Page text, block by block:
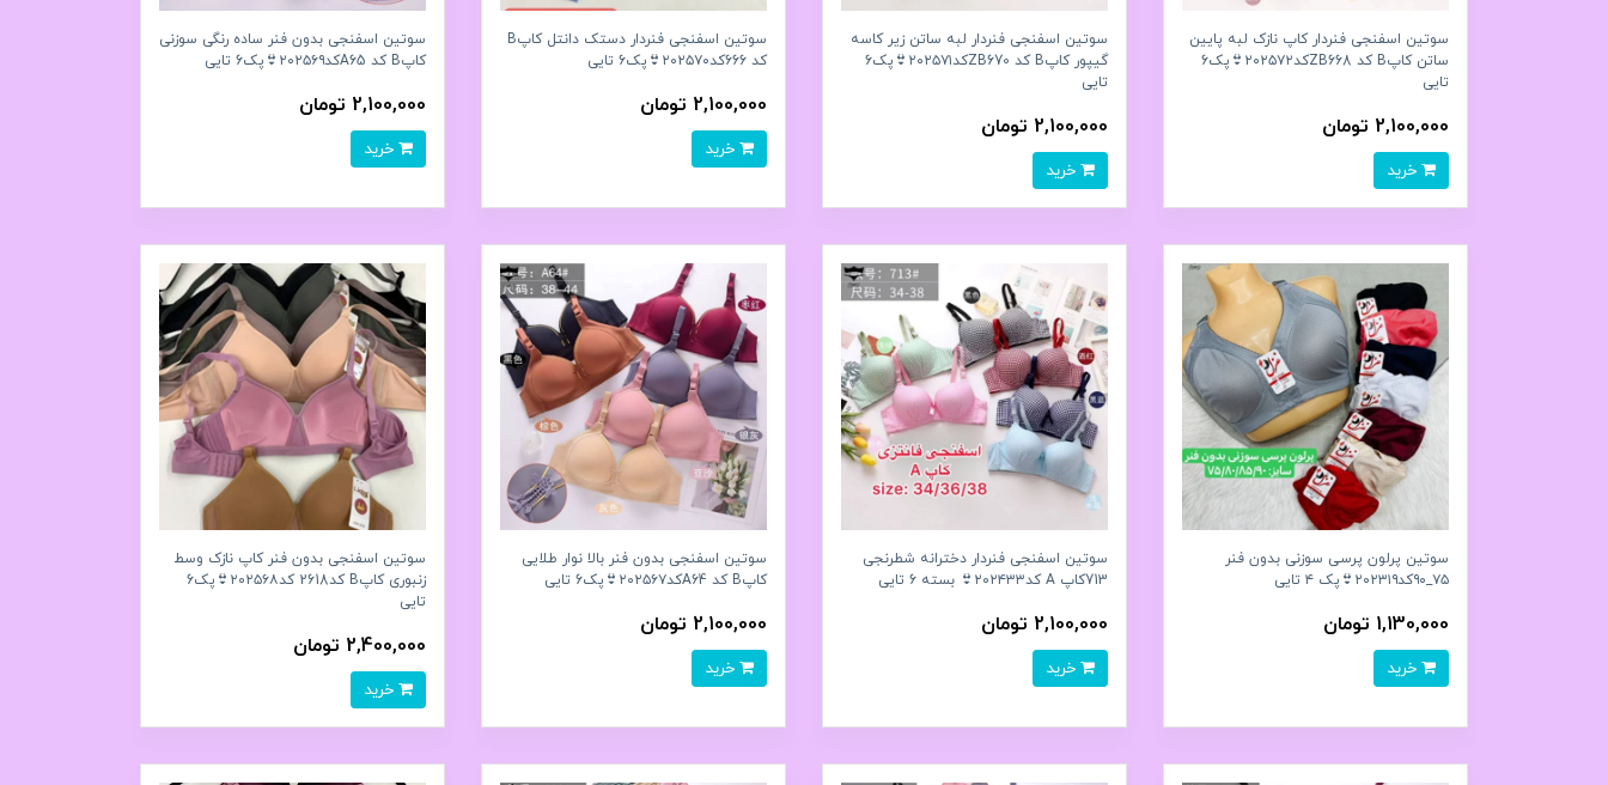
سوتین اسفنجی فنردار کاپ نازک لبه پایین
ساتن کاپB کد ZB668کد۲۰۲۵۷۲👙پک6
تايی
2,100,000 تومان
سوتین اسفنجی فنردار لبه ساتن زیر کاسه
گیپور کاپB کد ZB670کد۲۰۲۵۷۱👙پک6
تايی
2,100,000 تومان
سوتین اسفنجی فنردار دستک دانتل کاپB
کد 666کد۲۰۲۵۷۰👙پک6 تايی
2,100,000 تومان
سوتین اسفنجی بدون فنر ساده رنگی سوزنی
کاپB کد A65کد۲۰۲۵۶۹👙پک6 تايی
2,100,000 تومان
سوتین پرلون پرسی سوزنی بدون فنر
۷۵_۹۰کد۲۰۲۳۱۹👙پک ۴ تایی
1,130,000 تومان
سوتین اسفنجی فنردار دخترانه شطرنجی
713کاپ A کد۲۰۲۴۳۳👙 بسته 6 تایی
2,100,000 تومان
سوتین اسفنجی بدون فنر بالا نوار طلایی
کاپB کد A64کد۲۰۲۵۶۷👙پک6 تايی
2,100,000 تومان
سوتین اسفنجی بدون فنر کاپ نازک وسط
زنبوری کاپB کد2618 کد۲۰۲۵۶۸👙پک6
تايی
2,400,000 تومان